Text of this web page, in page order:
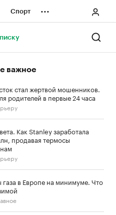
Спорт ...
важное
стал жертвой мошенников.
родителей в первые 24 часа
Как Stanley заработала
продавая термосы
газа в Европе на минимуме. Что